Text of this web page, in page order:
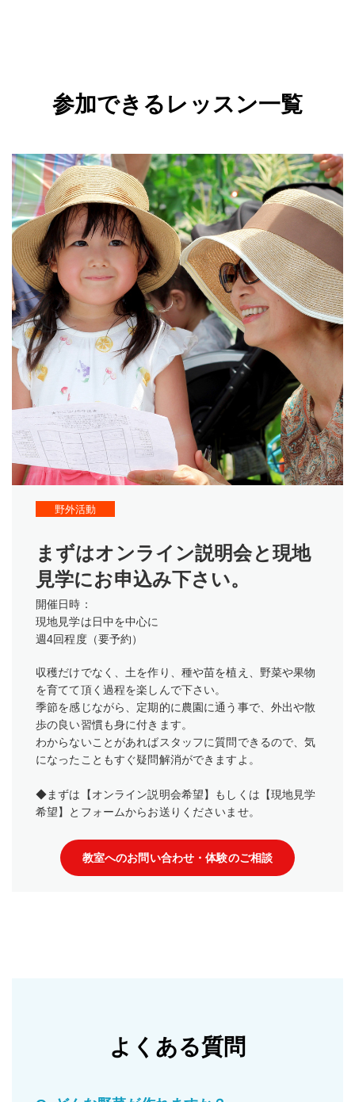
参加できるレッスン一覧
野外活動
まずはオンライン説明会と現地
見学にお申込み下さい。
開催日時：
現地見学は日中を中心に
週4回程度（要予約）
収穫だけでなく、土を作り、種や苗を植え、野菜や果物
を育てて頂く過程を楽しんで下さい。
季節を感じながら、定期的に農園に通う事で、外出や散
歩の良い習慣も身に付きます。
わからないことがあればスタッフに質問できるので、気
になったこともすぐ疑問解消ができますよ。
◆まずは【オンライン説明会希望】もしくは【現地見学
希望】とフォームからお送りくださいませ。
教室へのお問い合わせ・体験のご相談
よくある質問